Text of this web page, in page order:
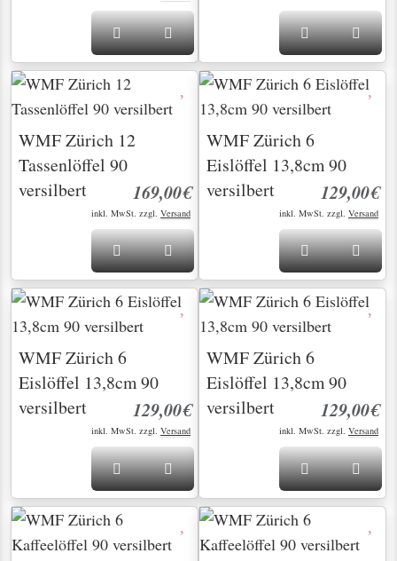
WMF Zürich 12
Tassenlöffel 90
versilbert
169,00€
inkl. MwSt. zzgl. Versand
WMF Zürich 6
Eislöffel 13,8cm 90
versilbert
129,00€
inkl. MwSt. zzgl. Versand
WMF Zürich 6
Eislöffel 13,8cm 90
versilbert
129,00€
inkl. MwSt. zzgl. Versand
WMF Zürich 6
Eislöffel 13,8cm 90
versilbert
129,00€
inkl. MwSt. zzgl. Versand